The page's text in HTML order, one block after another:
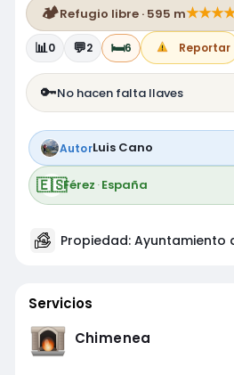
🏕️Refugio libre · 595 m★★★
📊0 💬2 🛏️6 Reportar
🔑No hacen falta llaves
AutorLuis Cano
🇪🇸Férez ·España
Propiedad: Ayuntamiento
Servicios
Chimenea